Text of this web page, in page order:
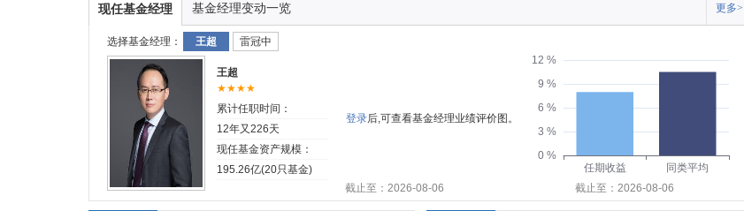
现任基金经理 基金经理变动一览 更多>
选择基金经理： 王超 雷冠中
王超
★★★★
累计任职时间：
12年又226天
现任基金资产规模：
195.26亿(20只基金)
登录后,可查看基金经理业绩评价图。
0 %
3 %
6 %
9 %
12 %
任期收益
同类平均
截止至：2026-08-06
截止至：2026-08-06